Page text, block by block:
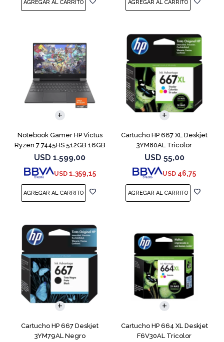
Notebook Gamer HP Victus
Ryzen 7 7445HS 512GB 16GB
RTX 4050
USD 1.599,00
USD 1.359,15
COMPARAR
Cartucho HP 667 XL Deskjet
3YM80AL Tricolor
USD 55,00
USD 46,75
Cartucho HP 667 Deskjet
3YM79AL Negro
Cartucho HP 664 XL Deskjet
F6V30AL Tricolor